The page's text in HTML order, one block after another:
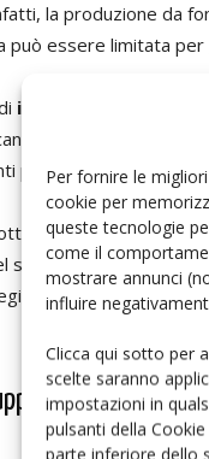
Per fornire le
cookie per
queste tecnologie
come il
mostrare annunci
influire
Clicca qui sotto per
scelte saranno
impostazioni in
pulsanti della
parte inferiore dello
la produzione da
può essere limitata
immagazzinare
contribuisce a
pulite.
ilsostegno di
dell’accumulo
e beneficerà di
della rete